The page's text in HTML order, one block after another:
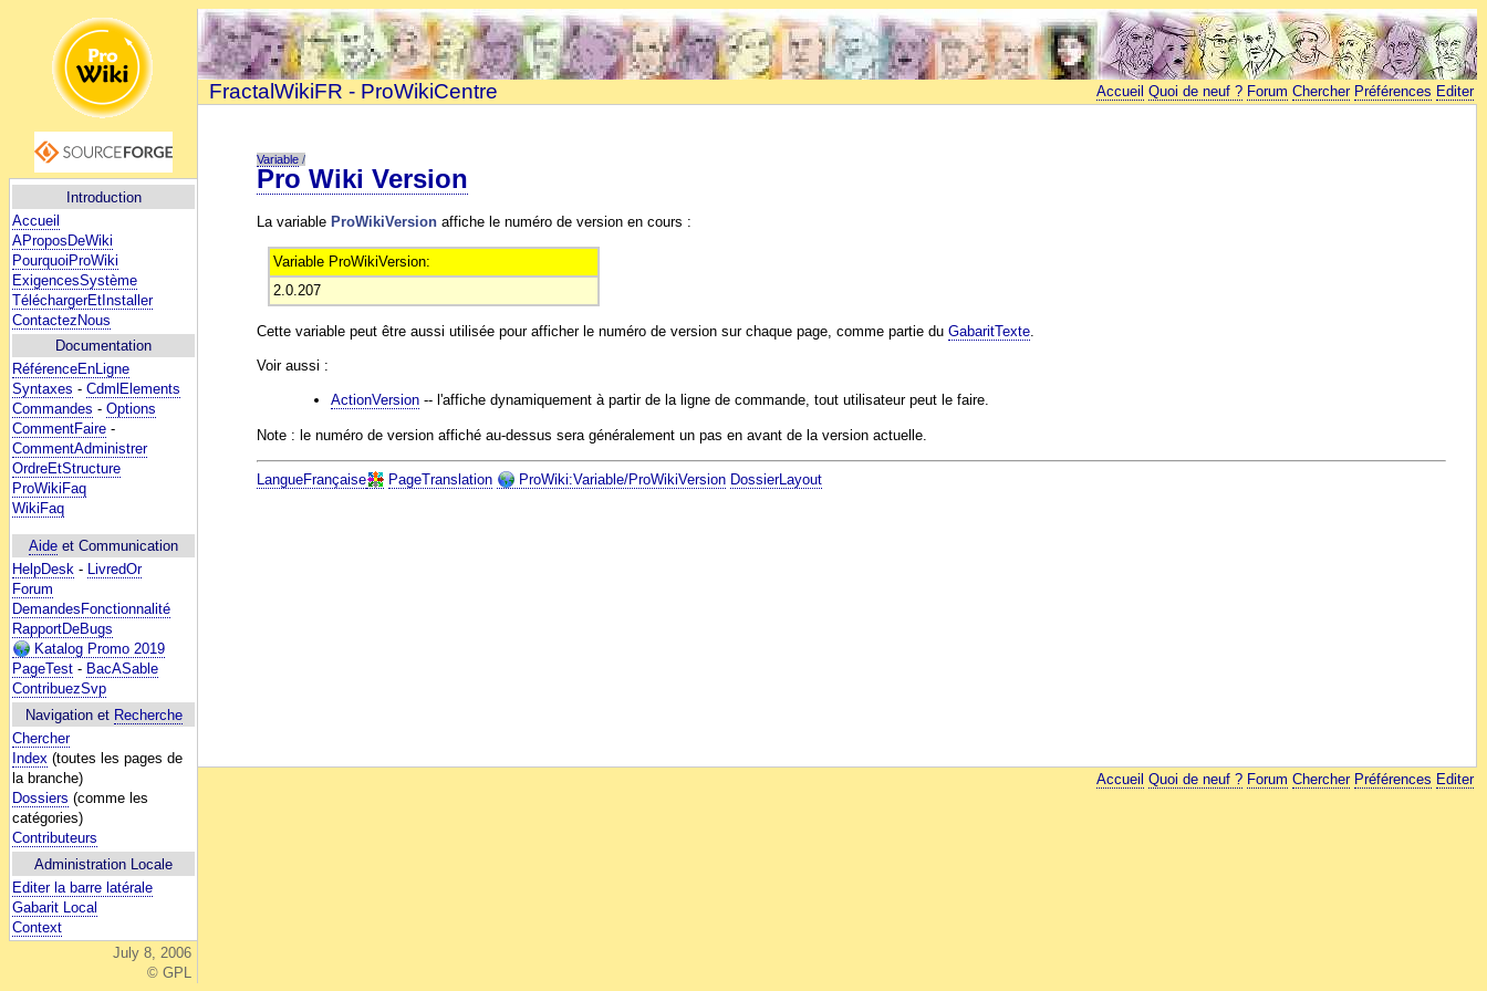
Introduction
Accueil
AProposDeWiki
PourquoiProWiki
ExigencesSystème
TéléchargerEtInstaller
ContactezNous
Documentation
RéférenceEnLigne
Syntaxes - CdmlElements
Commandes - Options
CommentFaire -
CommentAdministrer
OrdreEtStructure
ProWikiFaq
WikiFaq
Aide et Communication
HelpDesk - LivredOr
Forum
DemandesFonctionnalité
RapportDeBugs
Katalog Promo 2019
PageTest - BacASable
ContribuezSvp
Navigation et Recherche
Chercher
Index (toutes les pages de
la branche)
Dossiers (comme les
catégories)
Contributeurs
Administration Locale
Editer la barre latérale
Gabarit Local
Context
July 8, 2006
© GPL
FractalWikiFR - ProWikiCentre Accueil Quoi de neuf ? Forum Chercher Préférences Editer
Variable /
Pro Wiki Version
La variable ProWikiVersion affiche le numéro de version en cours :
Variable ProWikiVersion:
2.0.207
Cette variable peut être aussi utilisée pour afficher le numéro de version sur chaque page, comme partie duGabaritTexte
Voir aussi :
ActionVersion-- l'affiche dynamiquement à partir de la ligne de commande, tout utilisateur peut le faire.
Note : le numéro de version affiché au-dessus sera généralement un pas en avant de la version actuelle.
LangueFrançaise PageTranslation ProWiki:Variable/ProWikiVersion DossierLayout
Accueil Quoi de neuf ? Forum Chercher Préférences Editer